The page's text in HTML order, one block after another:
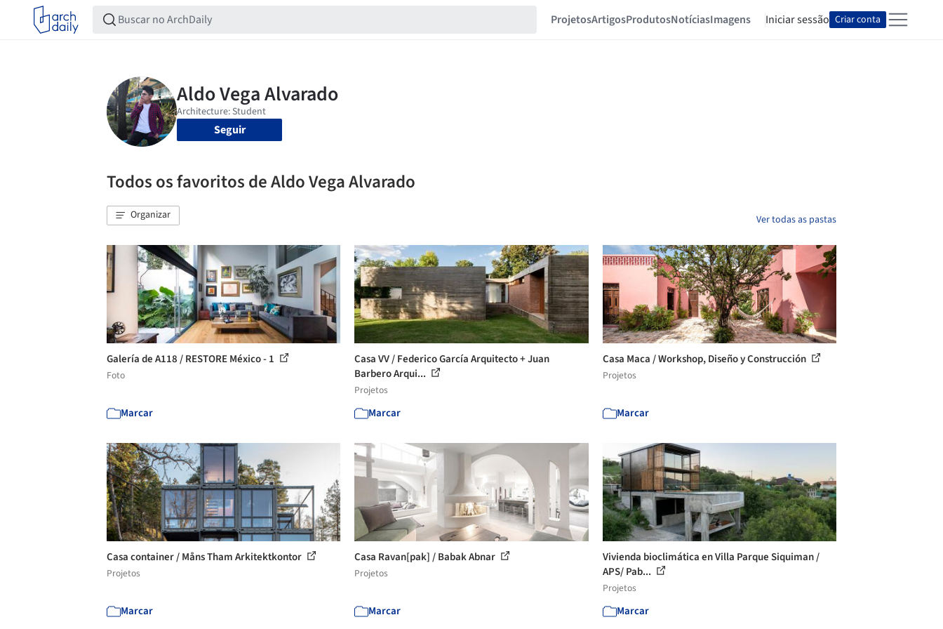
ProjetosArtigosProdutosNotíciasImagens Iniciar sessão Criar conta
Seguir
Todos os favoritos de Aldo Vega Alvarado
Organizar Ver todas as pastas
Galería de A118 / RESTORE México - 1
Foto
Marcar
Casa VV / Federico García Arquitecto + Juan
Barbero Arqui...
Projetos
Marcar
Casa Maca / Workshop, Diseño y Construcción
Projetos
Marcar
Casa container / Måns Tham Arkitektkontor
Projetos
Marcar
Casa Ravan[pak] / Babak Abnar
Projetos
Marcar
Vivienda bioclimática en Villa Parque Siquiman /
APS/ Pab...
Projetos
Marcar